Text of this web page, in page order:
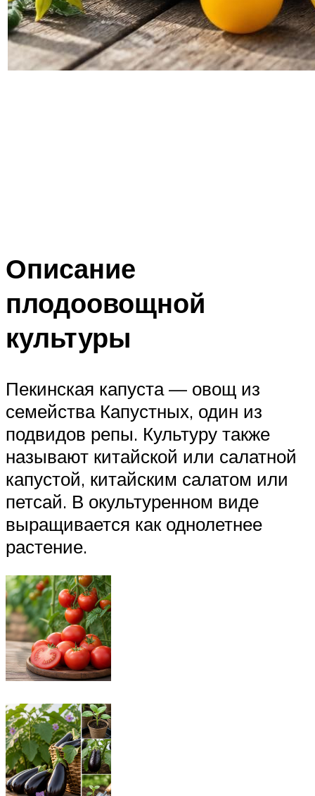
Описание
плодоовощной
культуры
Пекинская капуста — овощ из
семейства Капустных, один из
подвидов репы. Культуру также
называют китайской или салатной
капустой, китайским салатом или
петсай. В окультуренном виде
выращивается как однолетнее
растение.